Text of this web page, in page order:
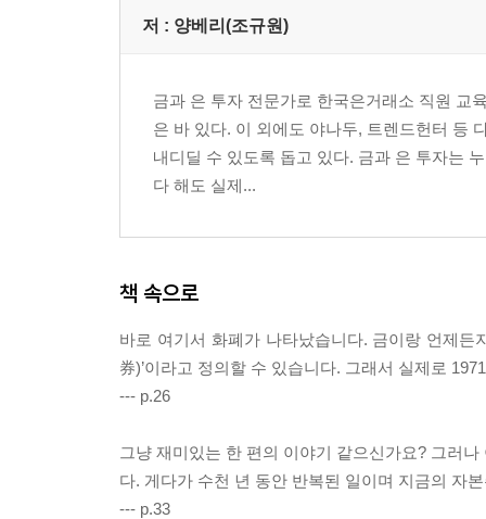
Chapter 6. COT 차트를 이용한 단기 저점 투자법
Part 3. 금과 은의 매도 타이밍
Chapter 1. 선결조건-화폐와 금
Chapter 2. 금의 매도 시그널
Part 4. 금과 은 투자 방법
Chapter 1. ETF와 ETN 투자
Chapter 3. 금광주와 은광주 투자
Chapter 4. 실물 투자
Chapter 5. 이 외의 투자
저 : 양베리(조규원)
금과 은 투자 전문가로 한국은거래소 직원 교
은 바 있다. 이 외에도 야나두, 트렌드헌터 등
내디딜 수 있도록 돕고 있다. 금과 은 투자는
다 해도 실제...
책 속으로
바로 여기서 화폐가 나타났습니다. 금이랑 언제든
券)’이라고 정의할 수 있습니다. 그래서 실제로
--- p.26
그냥 재미있는 한 편의 이야기 같으신가요? 그러
다. 게다가 수천 년 동안 반복된 일이며 지금의 자
--- p.33